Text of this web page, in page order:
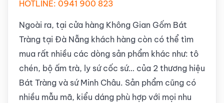
HOTLINE: 0941 900 823
Ngoài ra, tại cửa hàng Không Gian Gốm Bát
Tràng tại Đà Nẵng khách hàng còn có thể tìm
mua rất nhiều các dòng sản phẩm khác như: tô
chén, bộ ấm trà, ly sứ cốc sứ… của 2 thương hiệu
Bát Tràng và sứ Minh Châu. Sản phẩm cũng có
nhiều mẫu mã, kiểu dáng phù hợp với mọi nhu